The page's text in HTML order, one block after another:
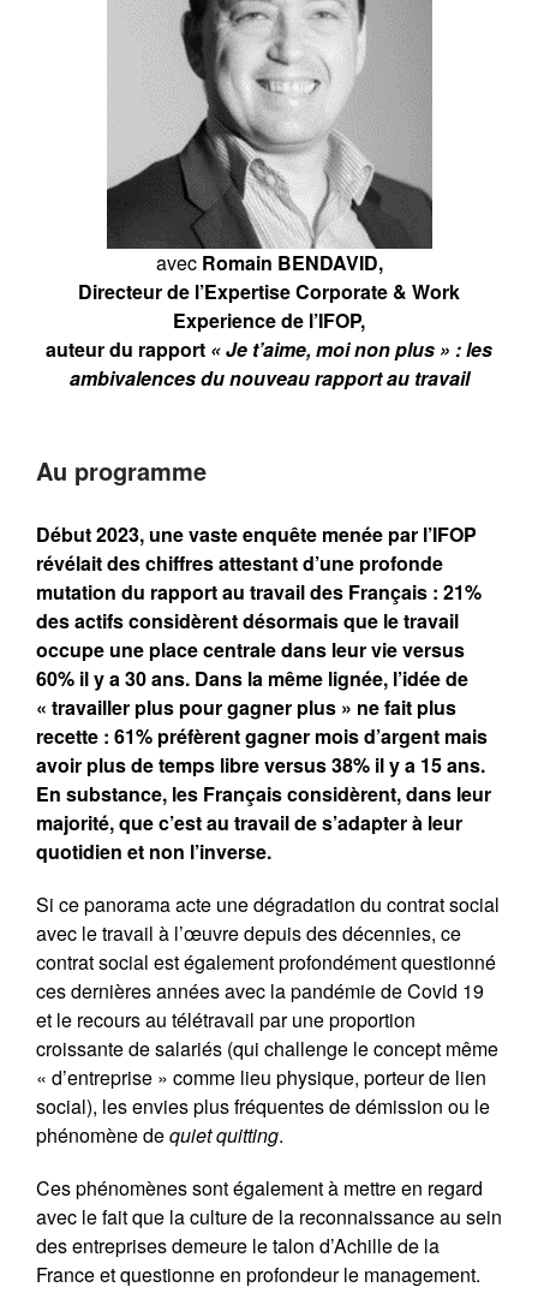
Forum 2021
Forum 2020
Forum 2019
Forum 2018
Forum 2017
Contact
Forum 2026
Forum MR21 2026
Dialogue MR21 – Stop au culte
de la performance dans
Dialogues MR21 « Le spatial
au service du monde marin ? »
« Faut-il avoir peur de la
population mondiale ? »
avecRomain BENDAVID,
Directeur de l’Expertise Corporate & Work
Experience de l’IFOP,
auteur du rapport « Je t’aime, moi non plus » : les
ambivalences du nouveau rapport au travail
Au programme
Début 2023, une vaste enquête menée par l’IFOP
révélait des chiffres attestant d’une profonde
mutation du rapport au travail des Français : 21%
des actifs considèrent désormais que le travail
occupe une place centrale dans leur vie versus
60% il y a 30 ans. Dans la même lignée, l’idée de
« travailler plus pour gagner plus » ne fait plus
recette : 61% préfèrent gagner mois d’argent mais
avoir plus de temps libre versus 38% il y a 15 ans.
En substance, les Français considèrent, dans leur
majorité, que c’est au travail de s’adapter à leur
quotidien et non l’inverse.
Si ce panorama acte une dégradation du contrat social
avec le travail à l’œuvre depuis des décennies, ce
contrat social est également profondément questionné
ces dernières années avec la pandémie de Covid 19
et le recours au télétravail par une proportion
croissante de salariés (qui challenge le concept même
« d’entreprise » comme lieu physique, porteur de lien
social), les envies plus fréquentes de démission ou le
phénomène dequiet quitting.
Ces phénomènes sont également à mettre en regard
avec le fait que la culture de la reconnaissance au sein
des entreprises demeure le talon d’Achille de la
France et questionne en profondeur le management.